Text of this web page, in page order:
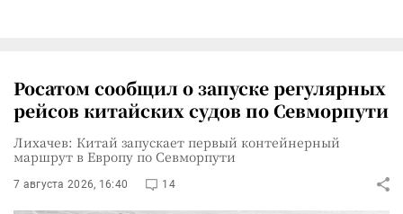
Росатом сообщил о запуске регулярных
рейсов китайских судов по Севморпути
Лихачев: Китай запускает первый контейнерный
маршрут в Европу по Севморпути
7 августа 2026, 16:40 14